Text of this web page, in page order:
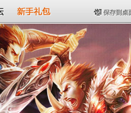
新手礼包 保存到桌面